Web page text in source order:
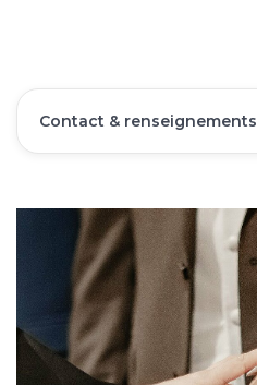
Contact & renseignements